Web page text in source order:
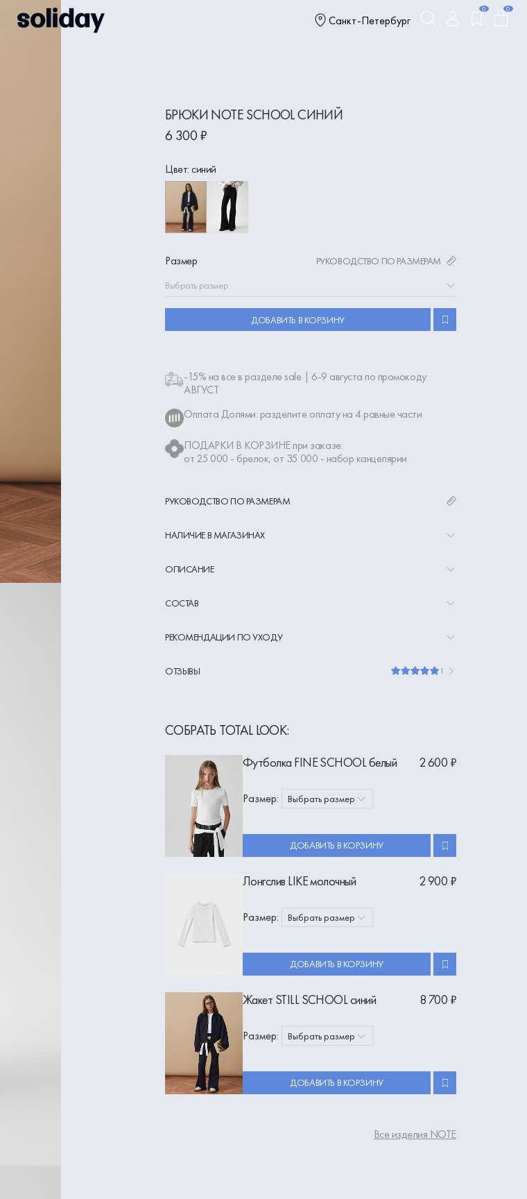
Санкт-Петербург
0 0
БРЮКИ NOTE SCHOOL СИНИЙ
6 300 ₽
Цвет: синий
Размер
РУКОВОДСТВО ПО РАЗМЕРАМ
Выбрать размер
ДОБАВИТЬ В КОРЗИНУ
-15% на все в разделе sale | 6-9 августа по промокоду:
АВГУСТ
Оплата Долями: разделите оплату на 4 равные части
ПОДАРКИ В КОРЗИНЕ при заказе:
от 25 000 - брелок, от 35 000 - набор канцелярии
РУКОВОДСТВО ПО РАЗМЕРАМ
НАЛИЧИЕ В МАГАЗИНАХ
ОПИСАНИЕ
СОСТАВ
РЕКОМЕНДАЦИИ ПО УХОДУ
ОТЗЫВЫ 1
СОБРАТЬ TOTAL LOOK:
Футболка FINE SCHOOL белый 2 600 ₽
Размер: Выбрать размер
ДОБАВИТЬ В КОРЗИНУ
Лонгслив LIKE молочный 2 900 ₽
Размер: Выбрать размер
ДОБАВИТЬ В КОРЗИНУ
Жакет STILL SCHOOL синий 8 700 ₽
Размер: Выбрать размер
ДОБАВИТЬ В КОРЗИНУ
Все изделия NOTE